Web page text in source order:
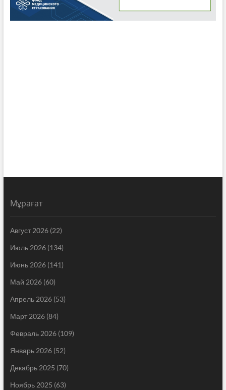
Мұрағат
Август 2026(22)
Июль 2026(134)
Июнь 2026(141)
Май 2026(60)
Апрель 2026(53)
Март 2026(84)
Февраль 2026(109)
Январь 2026(52)
Декабрь 2025 (70)
Ноябрь 2025 (63)